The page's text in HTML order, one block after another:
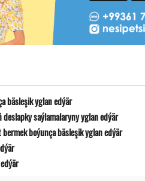
bäsleşik yglan edýär
saýlamalaryny yglan edýär
boýunça bäsleşik yglan edýär